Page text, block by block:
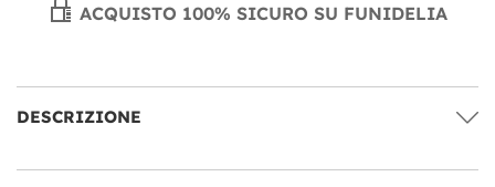
ACQUISTO 100% SICURO SU FUNIDELIA
DESCRIZIONE